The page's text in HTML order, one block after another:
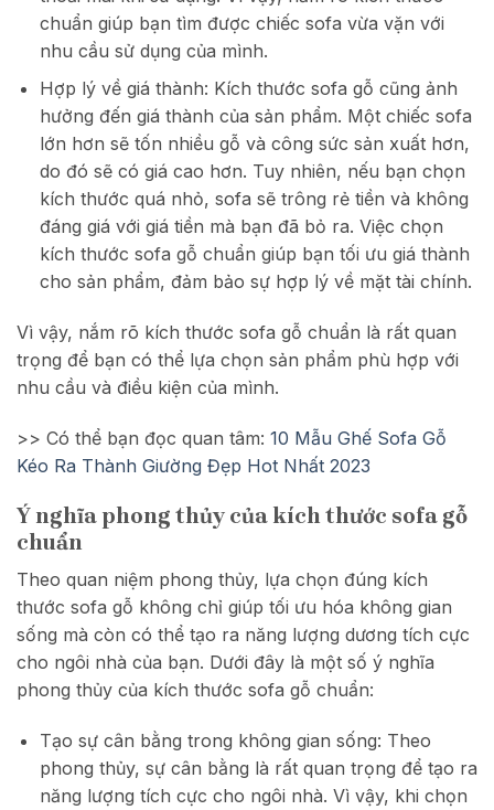
chuẩn giúp bạn tìm được chiếc sofa vừa vặn với
nhu cầu sử dụng của mình.
Hợp lý về giá thành: Kích thước sofa gỗ cũng ảnh
hưởng đến giá thành của sản phẩm. Một chiếc sofa
lớn hơn sẽ tốn nhiều gỗ và công sức sản xuất hơn,
do đó sẽ có giá cao hơn. Tuy nhiên, nếu bạn chọn
kích thước quá nhỏ, sofa sẽ trông rẻ tiền và không
đáng giá với giá tiền mà bạn đã bỏ ra. Việc chọn
kích thước sofa gỗ chuẩn giúp bạn tối ưu giá thành
cho sản phẩm, đảm bảo sự hợp lý về mặt tài chính.
Vì vậy, nắm rõ kích thước sofa gỗ chuẩn là rất quan
trọng để bạn có thể lựa chọn sản phẩm phù hợp với
nhu cầu và điều kiện của mình.
>> Có thể bạn đọc quan tâm: 10 Mẫu Ghế Sofa Gỗ
Kéo Ra Thành Giường Đẹp Hot Nhất 2023
Ý nghĩa phong thủy của kích thước sofa gỗ
chuẩn
Theo quan niệm phong thủy, lựa chọn đúng kích
thước sofa gỗ không chỉ giúp tối ưu hóa không gian
sống mà còn có thể tạo ra năng lượng dương tích cực
cho ngôi nhà của bạn. Dưới đây là một số ý nghĩa
phong thủy của kích thước sofa gỗ chuẩn:
Tạo sự cân bằng trong không gian sống: Theo
phong thủy, sự cân bằng là rất quan trọng để tạo ra
năng lượng tích cực cho ngôi nhà. Vì vậy, khi chọn